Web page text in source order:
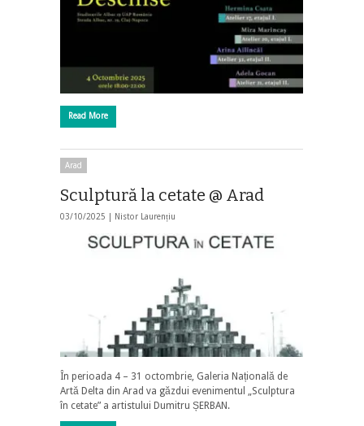
Read More
Arad
Sculptură la cetate @ Arad
03/10/2025 | Nistor Laurențiu
În perioada 4 – 31 octombrie, Galeria Națională de
Artă Delta din Arad va găzdui evenimentul „Sculptura
în cetate” a artistului Dumitru ȘERBAN.